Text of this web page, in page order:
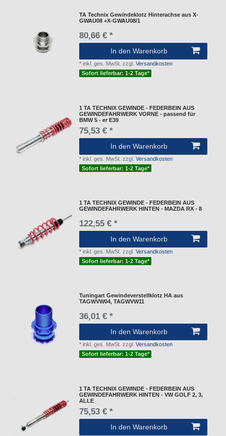
TA Technix Gewindeklotz Hinterachse aus X-
GWAU08 +X-GWAU08/1
80,66 € *
In den Warenkorb
*inkl. ges. MwSt. zzgl.Versandkosten
Sofort lieferbar: 1-2 Tage*
1 TA TECHNIX GEWINDE - FEDERBEIN AUS
GEWINDEFAHRWERK VORNE - passend für
BMW 5 - er E39
75,53 € *
In den Warenkorb
*inkl. ges. MwSt. zzgl.Versandkosten
Sofort lieferbar: 1-2 Tage*
1 TA TECHNIX GEWINDE - FEDERBEIN AUS
GEWINDEFAHRWERK HINTEN - MAZDA RX - 8
122,55 € *
In den Warenkorb
*inkl. ges. MwSt. zzgl.Versandkosten
Sofort lieferbar: 1-2 Tage*
Tuningart Gewindeverstellklotz HA aus
TAGWVW04, TAGWVW11
36,01 € *
In den Warenkorb
*inkl. ges. MwSt. zzgl.Versandkosten
Sofort lieferbar: 1-2 Tage*
1 TA TECHNIX GEWINDE - FEDERBEIN AUS
GEWINDEFAHRWERK HINTEN - VW GOLF 2, 3,
ALLE
75,53 € *
In den Warenkorb